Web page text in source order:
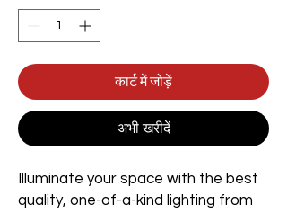
कार्ट में जोड़ें
अभी खरीदें
Illuminate your space with the best
quality, one-of-a-kind lighting from